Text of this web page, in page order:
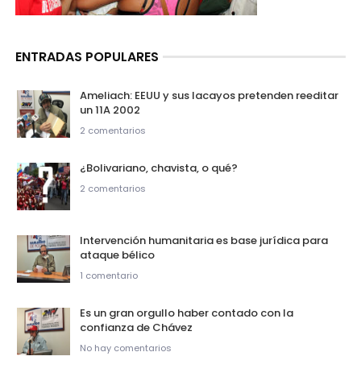
ENTRADAS POPULARES
Ameliach: EEUU y sus lacayos pretenden reeditar
un 11A 2002
2 comentarios
¿Bolivariano, chavista, o qué?
2 comentarios
Intervención humanitaria es base jurídica para
ataque bélico
1 comentario
Es un gran orgullo haber contado con la
confianza de Chávez
No hay comentarios